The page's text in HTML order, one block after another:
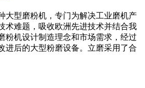
大型磨粉机，专门为解决工业磨机产
术难题，吸收欧洲先进技术并结合我
粉机设计制造理念和市场需求，经过
进后的大型粉磨设备。立磨采用了合